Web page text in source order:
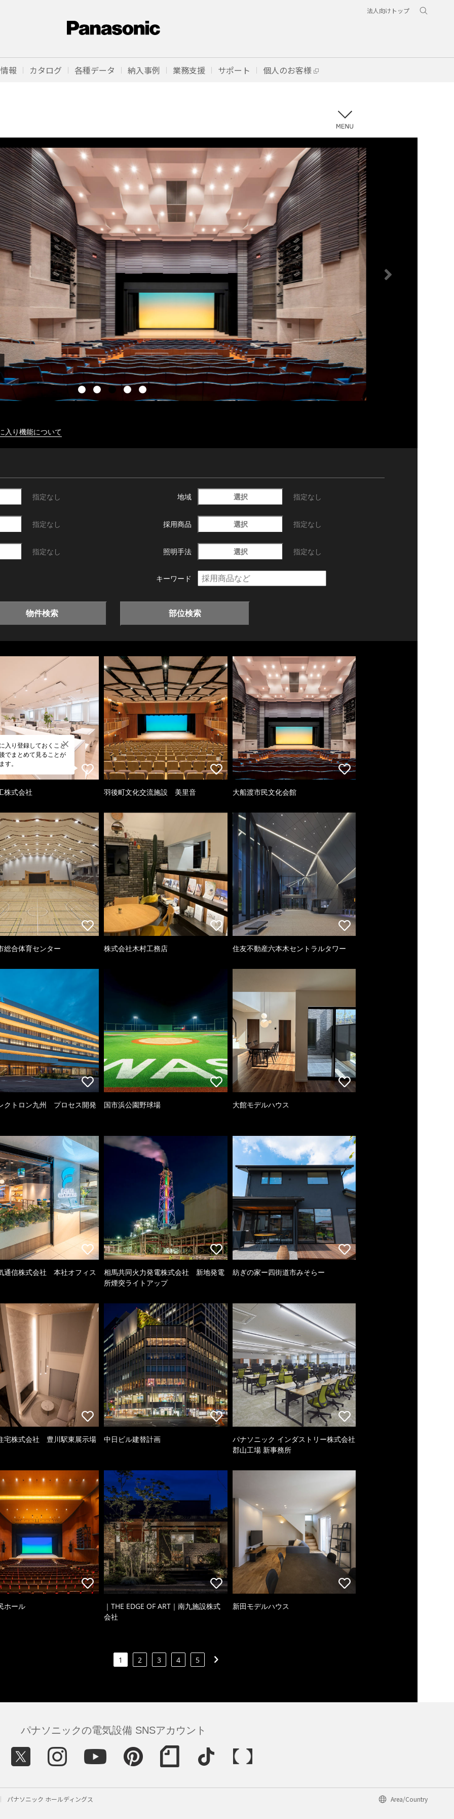
法人向けトップ
報 カタログ 各種データ 納入事例 業務支援 サポート 個人のお客様
入り機能について
指定なし 地域 選択 指定なし
指定なし 採用商品 選択 指定なし
指定なし 照明手法 選択 指定なし
キーワード
物件検索 部位検索
入り登録しておくこと
でまとめて見ることが
す。
株式会社 羽後町文化交流施設 美里音 大船渡市民文化会館
総合体育センター 株式会社木村工務店 住友不動産六本木セントラルタワー
クトロン九州 プロセス開発 国市浜公園野球場 大館モデルハウス
通信株式会社 本社オフィス
相馬共同火力発電株式会社 新地発電
所煙突ライトアップ
紡ぎの家ー四街道市みそらー
宅株式会社 豊川駅東展示場 中日ビル建替計画
パナソニック インダストリー株式会社
郡山工場 新事務所
ホール
｜THE EDGE OF ART｜南九施設株式
会社
新田モデルハウス
1 2 3 4 5
パナソニックの電気設備 SNSアカウント
パナソニック ホールディングス Area/Country